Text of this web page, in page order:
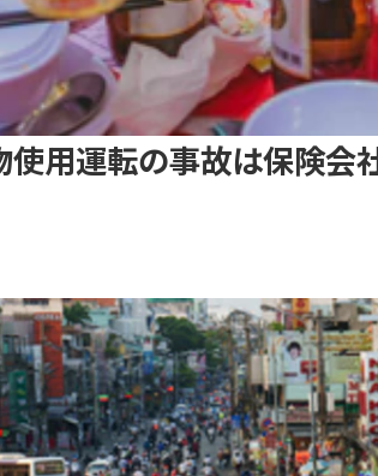
使用運転の事故は保険会